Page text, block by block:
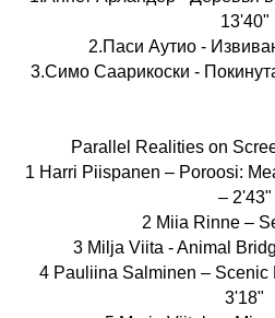
13'40"
2.Паси Аутио -
3.Симо Саарикоски -
Parallel Realities on
1 Harri Piispanen – Poroosi:
– 2'43"
2 Miia Rinne –
3 Milja Viita - Animal
4 Pauliina Salminen – Scenic
3'18"